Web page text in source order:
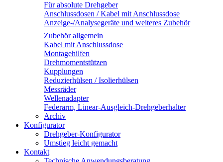
Für absolute Drehgeber
Anschlussdosen / Kabel mit Anschlussdose
Anzeige-/Analysegeräte und weiteres Zubehör
Zubehör allgemein
Kabel mit Anschlussdose
Montagehilfen
Drehmomentstützen
Kupplungen
Reduzierhülsen / Isolierhülsen
Messräder
Wellenadapter
Federarm, Linear-Ausgleich-Drehgeberhalter
Archiv
Konfigurator
Drehgeber-Konfigurator
Umstieg leicht gemacht
Kontakt